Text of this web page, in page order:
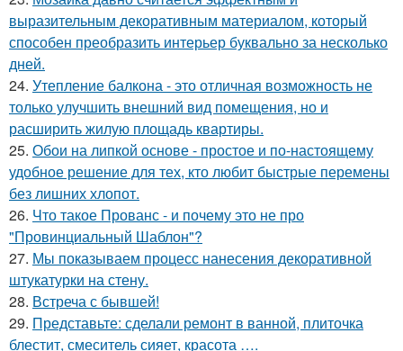
выразительным декоративным материалом, который
способен преобразить интерьер буквально за несколько
дней.
24. Утепление балкона - это отличная возможность не
только улучшить внешний вид помещения, но и
расширить жилую площадь квартиры.
25. Обои на липкой основе - простое и по-настоящему
удобное решение для тех, кто любит быстрые перемены
без лишних хлопот.
26. Что такое Прованс - и почему это не про
"Провинциальный Шаблон"?
27. Мы показываем процесс нанесения декоративной
штукатурки на стену.
28. Встреча с бывшей!
29. Представьте: сделали ремонт в ванной, плиточка
блестит, смеситель сияет, красота ….